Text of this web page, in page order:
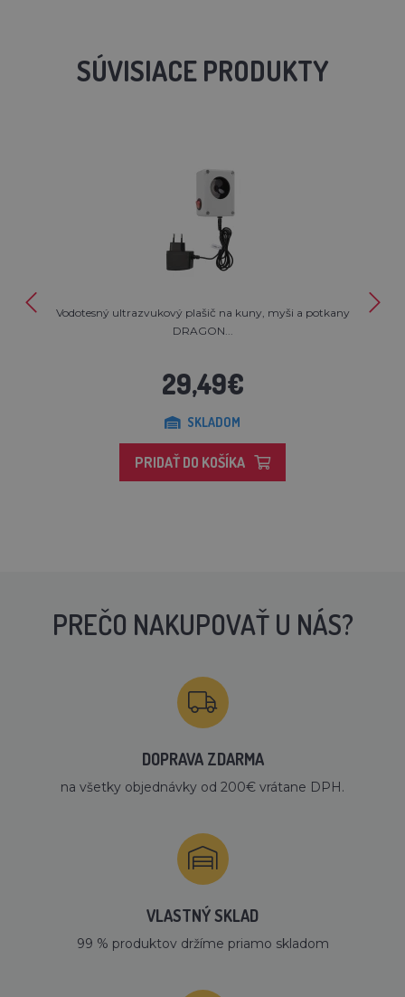
SÚVISIACE PRODUKTY
Vodotesný ultrazvukový plašič na kuny, myši a potkany
DRAGON...
29,49€
SKLADOM
PRIDAŤ DO KOŠÍKA
PREČO NAKUPOVAŤ U NÁS?
DOPRAVA ZDARMA
na všetky objednávky od 200€ vrátane DPH.
VLASTNÝ SKLAD
99 % produktov držíme priamo skladom